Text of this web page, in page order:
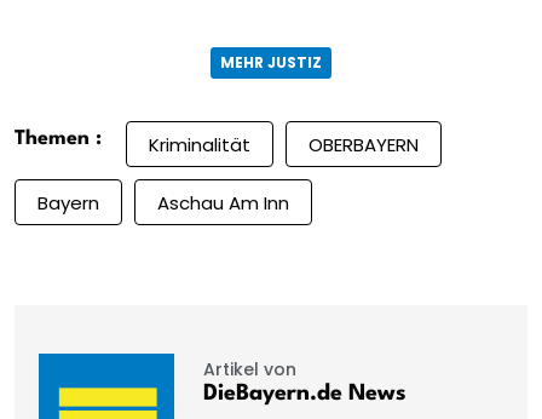
MEHR JUSTIZ
Themen : Kriminalität OBERBAYERN
Bayern Aschau Am Inn
Artikel von
DieBayern.de News